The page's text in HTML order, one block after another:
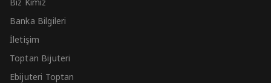
Banka Bilgileri
İletişim
Toptan Bijuteri
Ebijuteri Toptan